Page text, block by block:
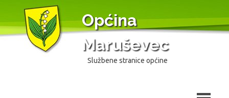
content
Općina
Maruševec
Službene stranice općine